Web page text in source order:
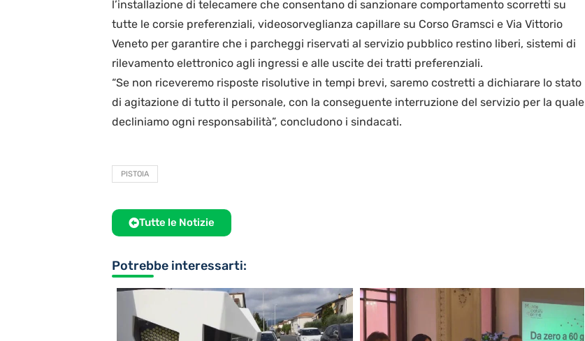
l’installazione di telecamere che consentano di sanzionare comportamento scorretti su
tutte le corsie preferenziali, videosorveglianza capillare su Corso Gramsci e Via Vittorio
Veneto per garantire che i parcheggi riservati al servizio pubblico restino liberi, sistemi di
rilevamento elettronico agli ingressi e alle uscite dei tratti preferenziali.
“Se non riceveremo risposte risolutive in tempi brevi, saremo costretti a dichiarare lo stato
di agitazione di tutto il personale, con la conseguente interruzione del servizio per la quale
decliniamo ogni responsabilità”, concludono i sindacati.
PISTOIA
Tutte le Notizie
Potrebbe interessarti: